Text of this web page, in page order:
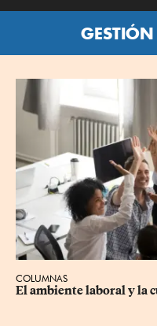
COLUMNAS
El ambiente laboral y la